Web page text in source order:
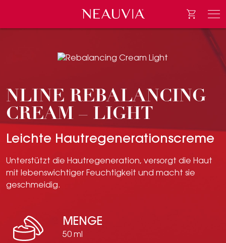
Neauvia Go to e-
NLINE REBALANCING
CREAM – LIGHT
Leichte Hautregenerationscreme
Unterstützt die Hautregeneration, versorgt die Haut
mit lebenswichtiger Feuchtigkeit und macht sie
geschmeidig.
MENGE
50 ml